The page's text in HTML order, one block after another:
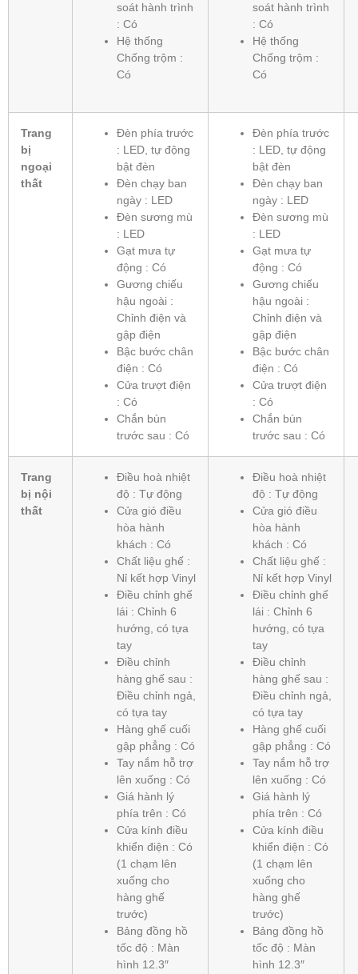
soát hành trình
: Có
Hệ thống
Chống trộm :
Có
soát hành trình
: Có
Hệ thống
Chống trộm :
Có
Trang
bị
ngoại
thất
Đèn phía trước
: LED, tự động
bật đèn
Đèn chạy ban
ngày : LED
Đèn sương mù
: LED
Gạt mưa tự
động : Có
Gương chiếu
hậu ngoài :
Chỉnh điện và
gập điện
Bậc bước chân
điện : Có
Cửa trượt điện
: Có
Chắn bùn
trước sau : Có
Đèn phía trước
: LED, tự động
bật đèn
Đèn chạy ban
ngày : LED
Đèn sương mù
: LED
Gạt mưa tự
động : Có
Gương chiếu
hậu ngoài :
Chỉnh điện và
gập điện
Bậc bước chân
điện : Có
Cửa trượt điện
: Có
Chắn bùn
trước sau : Có
Trang
bị nội
thất
Điều hoà nhiệt
độ : Tự động
Cửa gió điều
hòa hành
khách : Có
Chất liệu ghế :
Nỉ kết hợp Vinyl
Điều chỉnh ghế
lái : Chỉnh 6
hướng, có tựa
tay
Điều chỉnh
hàng ghế sau :
Điều chỉnh ngả,
có tựa tay
Hàng ghế cuối
gập phẳng : Có
Tay nắm hỗ trợ
lên xuống : Có
Giá hành lý
phía trên : Có
Cửa kính điều
khiển điện : Có
(1 chạm lên
xuống cho
hàng ghế
trước)
Bảng đồng hồ
tốc độ : Màn
hình 12.3″
Điều hoà nhiệt
độ : Tự động
Cửa gió điều
hòa hành
khách : Có
Chất liệu ghế :
Nỉ kết hợp Vinyl
Điều chỉnh ghế
lái : Chỉnh 6
hướng, có tựa
tay
Điều chỉnh
hàng ghế sau :
Điều chỉnh ngả,
có tựa tay
Hàng ghế cuối
gập phẳng : Có
Tay nắm hỗ trợ
lên xuống : Có
Giá hành lý
phía trên : Có
Cửa kính điều
khiển điện : Có
(1 chạm lên
xuống cho
hàng ghế
trước)
Bảng đồng hồ
tốc độ : Màn
hình 12.3″